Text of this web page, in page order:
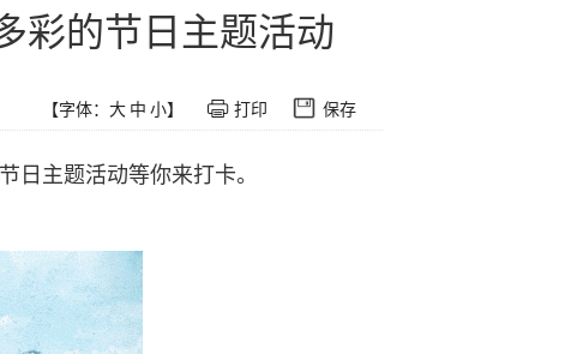
彩的节日主题活动
【字体： 大 中 小】 打印 保存
主题活动等你来打卡。